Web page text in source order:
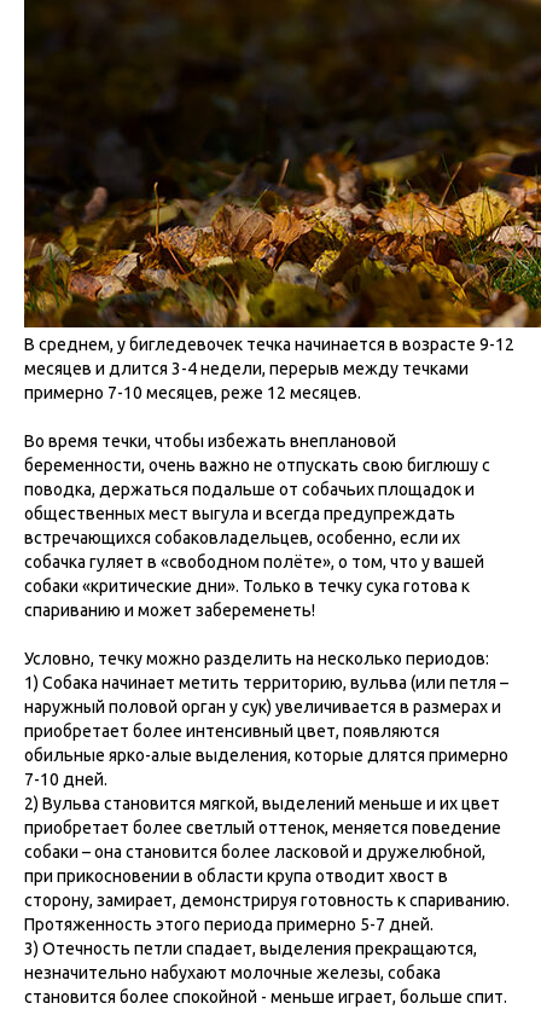
В среднем, у бигледевочек течка начинается в возрасте 9-12
месяцев и длится 3-4 недели, перерыв между течками
примерно 7-10 месяцев, реже 12 месяцев.
Во время течки, чтобы избежать внеплановой
беременности, очень важно не отпускать свою биглюшу с
поводка, держаться подальше от собачьих площадок и
общественных мест выгула и всегда предупреждать
встречающихся собаковладельцев, особенно, если их
собачка гуляет в «свободном полёте», о том, что у вашей
собаки «критические дни». Только в течку сука готова к
спариванию и может забеременеть!
Условно, течку можно разделить на несколько периодов:
1) Собака начинает метить территорию, вульва (или петля –
наружный половой орган у сук) увеличивается в размерах и
приобретает более интенсивный цвет, появляются
обильные ярко-алые выделения, которые длятся примерно
7-10 дней.
2) Вульва становится мягкой, выделений меньше и их цвет
приобретает более светлый оттенок, меняется поведение
собаки – она становится более ласковой и дружелюбной,
при прикосновении в области крупа отводит хвост в
сторону, замирает, демонстрируя готовность к спариванию.
Протяженность этого периода примерно 5-7 дней.
3) Отечность петли спадает, выделения прекращаются,
незначительно набухают молочные железы, собака
становится более спокойной - меньше играет, больше спит.